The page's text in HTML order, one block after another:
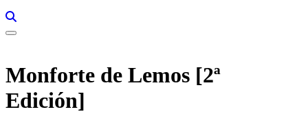
Monforte de Lemos [2ª
Edición]